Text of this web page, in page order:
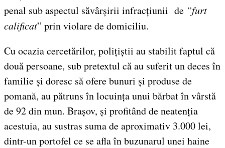
penal sub aspectul săvârșirii infracțiunii de ”furt
calificat” prin violare de domiciliu.
Cu ocazia cercetărilor, polițiștii au stabilit faptul că
două persoane, sub pretextul că au suferit un deces în
familie și doresc să ofere bunuri și produse de
pomană, au pătruns în locuința unui bărbat în vârstă
de 92 din mun. Brașov, și profitând de neatenția
acestuia, au sustras suma de aproximativ 3.000 lei,
dintr-un portofel ce se afla în buzunarul unei haine